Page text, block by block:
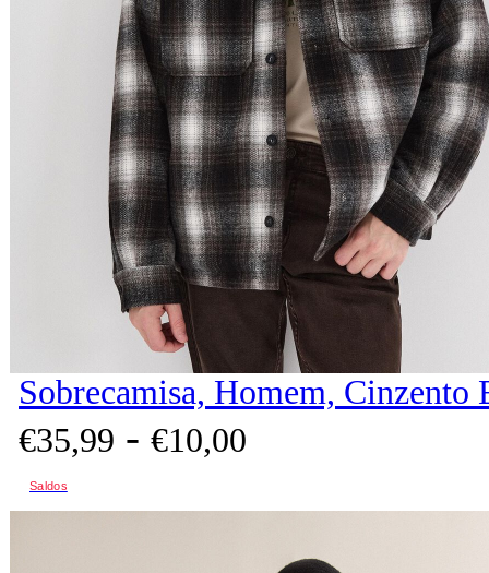
Sobrecamisa, Homem, Cinzento
€35,99 - €10,00
Saldos